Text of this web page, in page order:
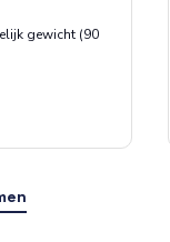
gewicht (90